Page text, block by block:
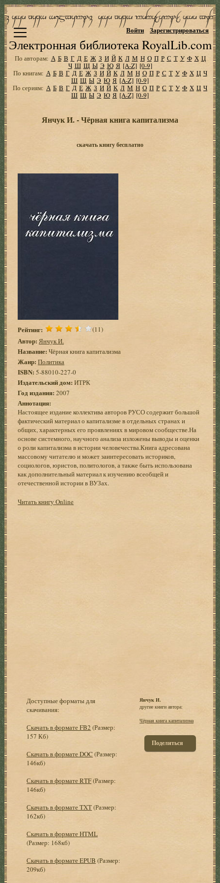
Электронная библиотека RoyalLib.com
Войти Зарегистрироваться
По авторам: А Б В Г Д Е Ж З И Й К Л М Н О П Р С Т У Ф Х Ц
Ч Ш Щ Ы Э Ю Я [A-Z] [0-9]
По книгам: А Б В Г Д Е Ж З И Й К Л М Н О П Р С Т У Ф Х Ц Ч
Ш Щ Ы Э Ю Я [A-Z] [0-9]
По сериям: А Б В Г Д Е Ж З И Й К Л М Н О П Р С Т У Ф Х Ц Ч
Ш Щ Ы Э Ю Я [A-Z] [0-9]
Янчук И. - Чёрная книга капитализма
скачать книгу бесплатно
Рейтинг: (11)
Автор: Янчук И.
Название: Чёрная книга капитализма
Жанр: Политика
ISBN: 5-88010-227-0
Издательский дом: ИТРК
Год издания: 2007
Аннотация:
Настоящее издание коллектива авторов РУСО содержит большой
фактический материал о капитализме в отдельных странах и
общих, характерных его проявлениях в мировом сообществе.На
основе системного, научного анализа изложены выводы и оценки
о роли капитализма в истории человечества.Книга адресована
массовому читателю и может заинтересовать историков,
социологов, юристов, политологов, а также быть использована
как дополнительный материал к изучению всеобщей и
отечественной истории в ВУЗах.
Читать книгу Online
Доступные форматы для
скачивания:
Скачать в формате FB2 (Размер:
157 Кб)
Скачать в формате DOC (Размер:
146кб)
Скачать в формате RTF(Размер:
146кб)
Скачать в формате TXT(Размер:
162кб)
Скачать в формате HTML
(Размер: 168кб)
Скачать в формате EPUB (Размер:
209кб)
Янчук И.
другие книги автора:
Чёрная книга капитализма
Поделиться